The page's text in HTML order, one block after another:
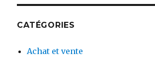
CATÉGORIES
Achat et vente